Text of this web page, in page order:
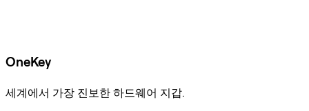
OneKey
세계에서 가장 진보한 하드웨어 지갑.